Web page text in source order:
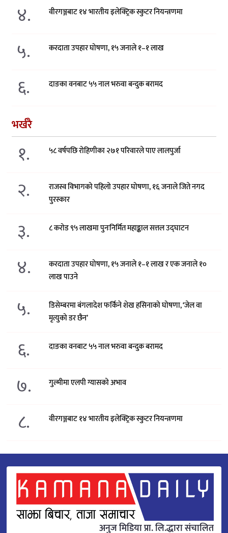
४. वीरगञ्जबाट १४ भारतीय इलेक्ट्रिक स्कुटर नियन्त्रणमा
५. करदाता उपहार घोषणा, १५ जनाले १–१ लाख
६. दाङका वनबाट ५५ नाल भरुवा बन्दुक बरामद
भर्खरै
१. ५८ वर्षपछि रोहिणीका २७१ परिवारले पाए लालपुर्जा
२.
राजस्व विभागको पहिलो उपहार घोषणा, १६ जनाले जिते नगद
पुरस्कार
३. ८ करोड ९५ लाखमा पुनःनिर्मित महाङ्काल सत्तल उद्घाटन
४.
करदाता उपहार घोषणा, १५ जनाले १–१ लाख र एक जनाले १०
लाख पाउने
५.
डिसेम्बरमा बंगलादेश फर्किने शेख हसिनाको घोषणा, ‘जेल वा
मृत्युको डर छैन’
६. दाङका वनबाट ५५ नाल भरुवा बन्दुक बरामद
७. गुल्मीमा एलपी ग्यासको अभाव
८. वीरगञ्जबाट १४ भारतीय इलेक्ट्रिक स्कुटर नियन्त्रणमा
अनुज मिडिया प्रा. लि.द्धारा संचालित